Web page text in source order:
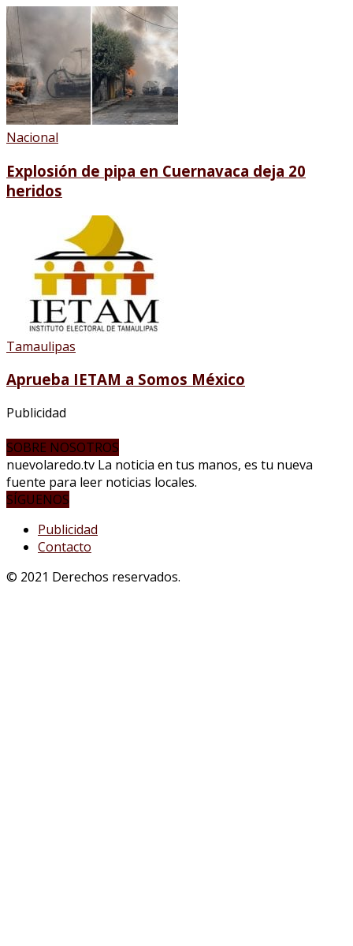
Nacional
Explosión de pipa en Cuernavaca deja 20
heridos
Tamaulipas
Aprueba IETAM a Somos México
Publicidad
SOBRE NOSOTROS
nuevolaredo.tv La noticia en tus manos, es tu nueva
fuente para leer noticias locales.
SÍGUENOS
Publicidad
Contacto
© 2021 Derechos reservados.